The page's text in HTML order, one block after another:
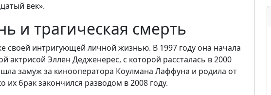
век».
и трагическая смерть
своей интригующей личной жизнью. В 1997 году она начала
актрисой Эллен Дедженерес, с которой рассталась в 2000
замуж за кинооператора Коулмана Лаффуна и родила от
их брак закончился разводом в 2008 году.